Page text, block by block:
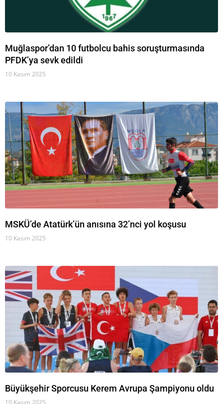
Muğlaspor’dan 10 futbolcu bahis soruşturmasında
PFDK’ya sevk edildi
10 Kasım 2025
MSKÜ’de Atatürk’ün anısına 32’nci yol koşusu
10 Kasım 2025
Büyükşehir Sporcusu Kerem Avrupa Şampiyonu oldu
10 Kasım 2025